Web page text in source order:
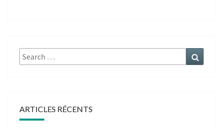
Search
for:
ARTICLES RÉCENTS